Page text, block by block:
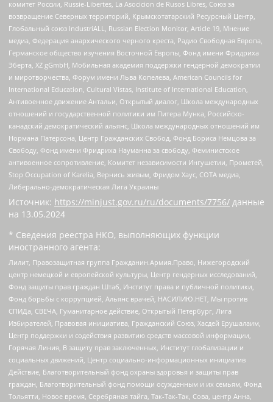
комитет России, Russie-Libertes, La Asocicion de Rusos Libres, Союз за
возвращение Северных территорий, Крымскотатарский Ресурсный Центр,
Глобальный союз IndustriALL, Russian Election Monitor, Article 19, Мнение
медиа, Федерация анархического черного креста, Радио Свободная Европа,
Германское общество изучения Восточной Европы, Фонд имени Фридриха
Эберта, XZ gGmbH, Мобильная академия поддержки гендерной демократии
и миротворчества, Форум имени Льва Копелева, American Councils for
International Education, Cultural Vistas, Institute of International Education,
Антивоенное движение Антальи, Открытый диалог, Школа международных
отношений и государственной политики им Питера Мунка, Российско-
канадский демократический альянс, Школа международных отношений им
Нормана Патерсона, Центр Гражданских Свобод, Фонд Бориса Немцова за
Свободу, Фонд имени Фридриха Науманна за свободу, Феминистское
антивоенное сопротивление, Комитет независимости Ингушетии, Прометей,
Stop Occupation of Karelia, Вернись живым, Фридом Хаус, СОТА медиа,
Либерально-демократическая Лига Украины
Источник: https://minjust.gov.ru/ru/documents/7756/ данные
на 13.05.2024
* Сведения реестра НКО, выполняющих функции
иностранного агента:
Лилит, Правозащитная группа Гражданин.Армия.Право, Нижегородский
центр немецкой и европейской культуры, Центр гендерных исследований,
Фонд защиты прав граждан Штаб, Институт права и публичной политики,
Фонд борьбы с коррупцией, Альянс врачей, НАСИЛИЮ.НЕТ, Мы против
СПИДа, СВЕЧА, Гуманитарное действие, Открытый Петербург, Лига
Избирателей, Правовая инициатива, Гражданский Союз, Хасдей Ерушалаим,
Центр поддержки и содействия развитию средств массовой информации,
Горячая Линия, В защиту прав заключенных, Институт глобализации и
социальных движений, Центр социально-информационных инициатив
Действие, Благотворительный фонд охраны здоровья и защиты прав
граждан, Благотворительный фонд помощи осужденным и их семьям, Фонд
Тольятти, Новое время, Серебряная тайга, Так-Так-Так, Сова, центр Анна,